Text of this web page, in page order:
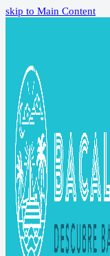
skip to Main Content